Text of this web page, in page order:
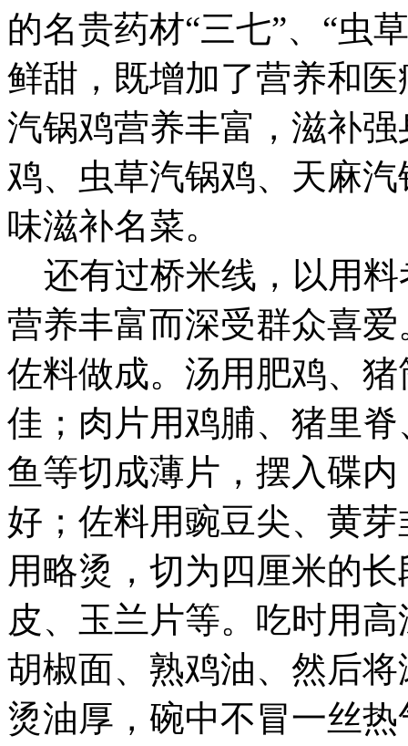
的名贵药材“三七”、“虫
鲜甜，既增加了营养和
汽锅鸡营养丰富，滋补
鸡、虫草汽锅鸡、天麻
味滋补名菜。
还有过桥米线，以用料
营养丰富而深受群众喜
佐料做成。汤用肥鸡、
佳；肉片用鸡脯、猪里
鱼等切成薄片，摆入碟
好；佐料用豌豆尖、黄
用略烫，切为四厘米的
皮、玉兰片等。吃时用
胡椒面、熟鸡油、然后
烫油厚，碗中不冒一丝